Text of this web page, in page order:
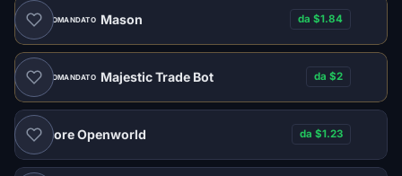
RACCOMANDATO Mason da $1.84
RACCOMANDATO Majestic Trade Bot da $2
Unicore Openworld da $1.23